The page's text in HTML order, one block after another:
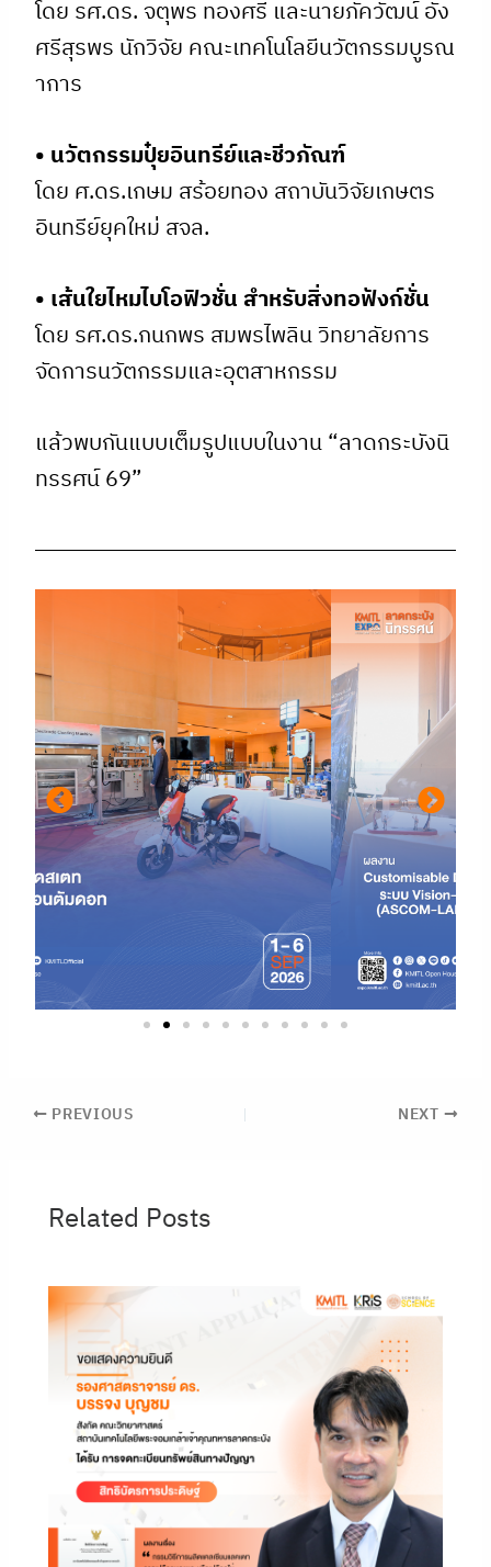
โดย รศ.ดร. จตุพร ทองศรี และนายภัควัฒน์ อัง
ศรีสุรพร นักวิจัย คณะเทคโนโลยีนวัตกรรมบูรณ
าการ
• นวัตกรรมปุ๋ยอินทรีย์และชีวภัณฑ์
โดย ศ.ดร.เกษม สร้อยทอง สถาบันวิจัยเกษตร
อินทรีย์ยุคใหม่ สจล.
• เส้นใยไหมไบโอฟิวชั่น สำหรับสิ่งทอฟังก์ชั่น
โดย รศ.ดร.กนกพร สมพรไพลิน วิทยาลัยการ
จัดการนวัตกรรมและอุตสาหกรรม
แล้วพบกันแบบเต็มรูปแบบในงาน “ลาดกระบังนิ
ทรรศน์ 69”
PREVIOUS NEXT
Related Posts